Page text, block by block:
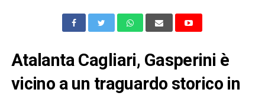
Atalanta Cagliari, Gasperini è
vicino a un traguardo storico in